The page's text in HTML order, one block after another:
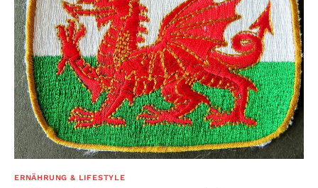
ERNÄHRUNG & LIFESTYLE